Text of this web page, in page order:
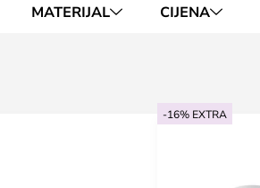
MATERIJAL CIJENA
-16% EXTRA